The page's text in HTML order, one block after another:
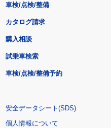
車検/点検/整備
カタログ請求
購入相談
試乗車検索
車検/点検/整備予約
安全データシート(SDS)
個人情報について